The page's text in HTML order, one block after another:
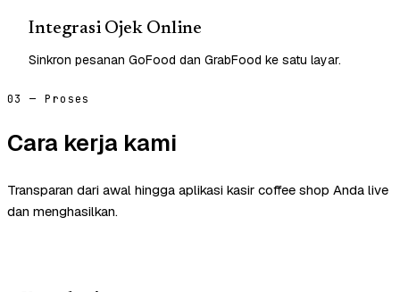
Integrasi Ojek Online
Sinkron pesanan GoFood dan GrabFood ke satu layar.
03 — Proses
Cara kerja kami
Transparan dari awal hingga aplikasi kasir coffee shop Anda live
dan menghasilkan.